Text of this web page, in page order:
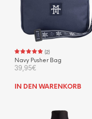
(2)
Navy Pusher Bag
39,95€
IN DEN WARENKORB